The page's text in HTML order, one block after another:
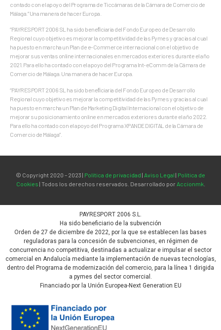
contado con el apoyo del Programa de Ticcámaras de la Cámara de Comercio de
Málaga.” Una manera de hacer Europa.
“PAYRESPORT 2006 SL ha sido beneﬁciaria del Fondo Europeo de Desarrollo
Regional cuyo objetivo es mejorar la competitividad de las Pymes y gracias al cual
ha puesto en marcha un Plan de e-Commerce internacional con el objetivo de
mejorar sus ventas online internacionales en mercados exteriores durante el año
2021. Para ello ha contado con el apoyo del Programa Int-eComm de la Cámara de
Comercio de Málaga. Una manera de hacer Europa.
“PAYRESPORT 2006 SL ha sido beneﬁciaria del Fondo Europeo de Desarrollo
Regional cuyo objetivo es mejorar la competitividad de las Pymes y gracias al cual
ha puesto en marcha un Plan de Marketing Digital Internacional con el objetivo de
mejorar su posicionamiento online en mercados exteriores durante el año 2022.
Para ello ha contado con el apoyo del Programa XPANDE DIGITAL de la Cámara de
Comercio de Málaga”.
© Copyright 2020 – 2023 | Política de privacidad | Aviso Legal | Política de
Cookies | Todos los derechos reservados. Desarrollado por Accionmk.
PAYRESPORT 2006 S.L.
Ha sido beneficiario de la subvención
Orden de 27 de diciembre de 2022, por la que se establecen las bases
reguladoras para la concesión de subvenciones, en régimen de
concurrencia no competitiva, destinadas a actualizar e impulsar el sector
comercial en Andalucía mediante la implementación de nuevas tecnologías,
dentro del Programa de modernización del comercio, para la línea 1 dirigida
a pymes del sector comercial.
Financiado por la Unión Europea-Next Generation EU